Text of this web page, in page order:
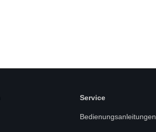
Service
Bedienungsanleitungen